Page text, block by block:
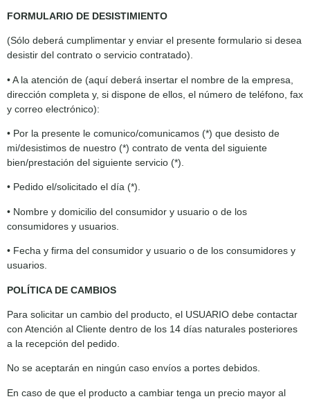
FORMULARIO DE DESISTIMIENTO
(Sólo deberá cumplimentar y enviar el presente formulario si desea
desistir del contrato o servicio contratado).
• A la atención de (aquí deberá insertar el nombre de la empresa,
dirección completa y, si dispone de ellos, el número de teléfono, fax
y correo electrónico):
• Por la presente le comunico/comunicamos (*) que desisto de
mi/desistimos de nuestro (*) contrato de venta del siguiente
bien/prestación del siguiente servicio (*).
• Pedido el/solicitado el día (*).
• Nombre y domicilio del consumidor y usuario o de los
consumidores y usuarios.
• Fecha y firma del consumidor y usuario o de los consumidores y
usuarios.
POLÍTICA DE CAMBIOS
Para solicitar un cambio del producto, el USUARIO debe contactar
con Atención al Cliente dentro de los 14 días naturales posteriores
a la recepción del pedido.
No se aceptarán en ningún caso envíos a portes debidos.
En caso de que el producto a cambiar tenga un precio mayor al